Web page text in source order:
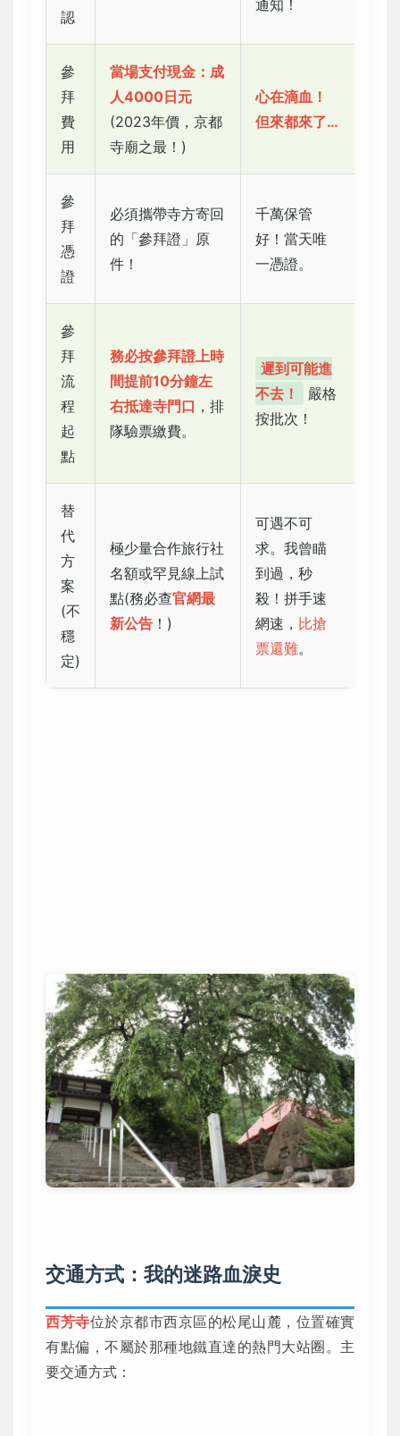
認
通知！
參
拜
費
用
當場支付現金： 成
人4000日元
(2023年價，京都
寺廟之最！)
心在滴血！
但來都來了…
參
拜
憑
證
必須攜帶寺方寄回
的「參拜證」原
件！
千萬保管
好！當天唯
一憑證。
參
拜
流
程
起
點
務必按參拜證上時
間提前10分鐘左
右抵達寺門口 ，排
隊驗票繳費。
遲到可能進
不去！
嚴格
按批次！
替
代
方
案
(不
穩
定)
極少量合作旅行社
名額或罕見線上試
點(務必查官網最
新公告 ！)
可遇不可
求。我曾瞄
到過，秒
殺！拼手速
網速， 比搶
票還難。
交通方式：我的迷路血淚史
西芳寺位於京都市西京區的松尾山麓，位置確實
有點偏，不屬於那種地鐵直達的熱門大站圈。主
要交通方式：